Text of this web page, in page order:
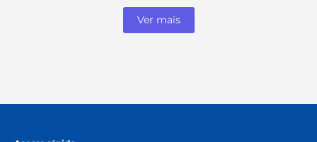
Ver mais